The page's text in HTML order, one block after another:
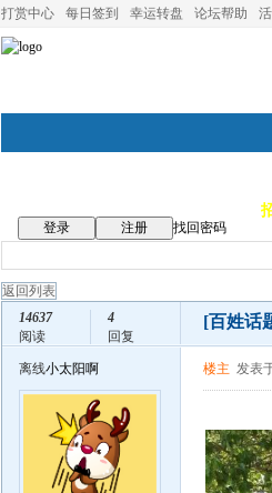
打赏中心 每日签到 幸运转盘 论坛帮助
登录 注册
找回密码
返回列表
14637
阅读
4
回复
[百姓话
离线小太阳啊 楼主 发表